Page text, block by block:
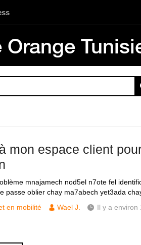
mon espace client
mnajamech nod5el n7ote fel
passe oblier chay ma7abech yet3ada
en mobilité Wael J. Il y a environ